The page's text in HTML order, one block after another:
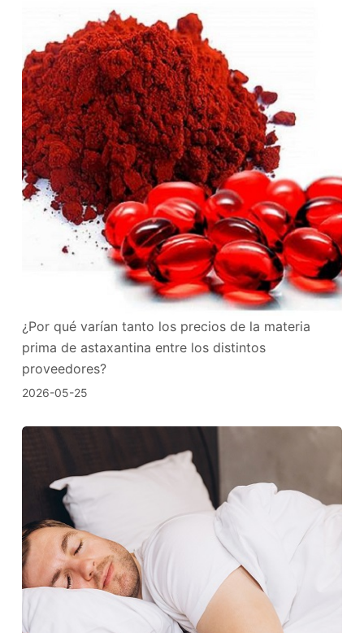
¿Por qué varían tanto los precios de la materia
prima de astaxantina entre los distintos
proveedores?
2026-05-25